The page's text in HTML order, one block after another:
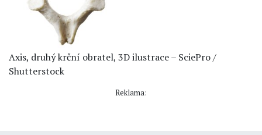
Axis, druhý krční obratel, 3D ilustrace – SciePro /
Shutterstock
Reklama: